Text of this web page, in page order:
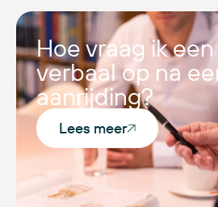
Hoe vraag ik
verbaal op na
aanrijding?
Lees meer